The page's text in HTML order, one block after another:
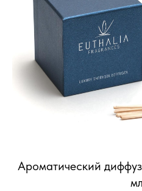
Ароматический
мл